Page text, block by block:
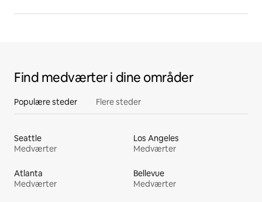
Find medværter i dine områder
Populære steder Flere steder
Seattle
Medværter
Los Angeles
Medværter
Atlanta
Medværter
Bellevue
Medværter